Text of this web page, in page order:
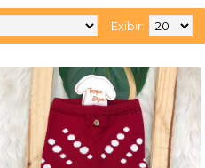
Exibir: